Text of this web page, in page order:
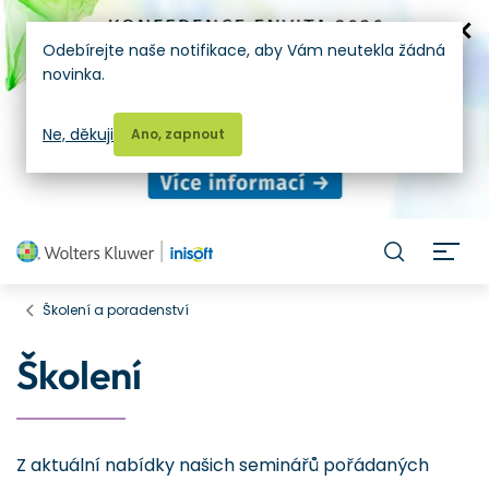
Školení a poradenství
Školení
Z aktuální nabídky našich seminářů pořádaných
Odebírejte naše notifikace, aby Vám neutekla žádná
novinka.
Ano, zapnout
Ne, děkuji